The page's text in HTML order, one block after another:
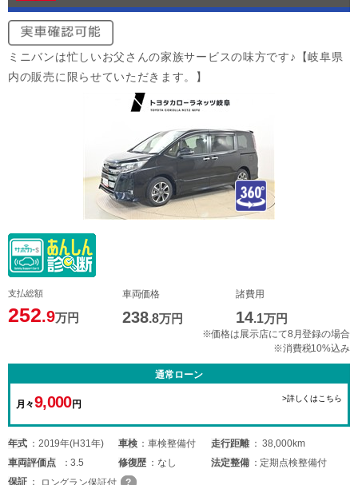
ミニバンは忙しいお父さんの家族サービスの味方です♪【岐阜県
内の販売に限らせていただきます。】
支払総額
252.9万円
車両価格
238.8万円
諸費用
14.1万円
※価格は展示店にて8月登録の場合
※消費税10%込み
通常ローン
月々9,000円
>詳しくはこちら
年式 2019年(H31年) 車検 車検整備付 走行距離
38,000km
車両評価点 3.5 修復歴 なし 法定整備
定期点検整備付
保証
ロングラン保証付